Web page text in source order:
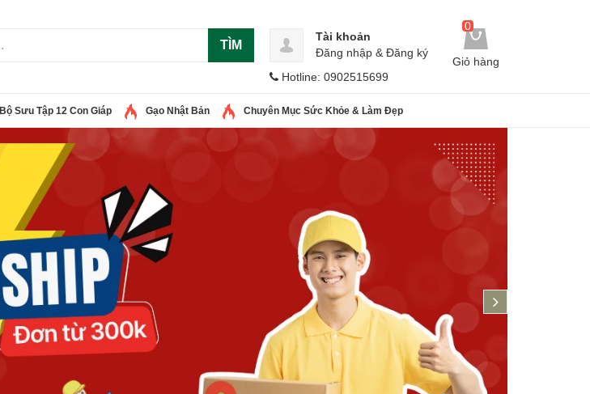
TÌM
0
Giỏ hàng
Tài khoản
Đăng nhập & Đăng ký
Hotline: 0902515699
Bộ Sưu Tập 12 Con Giáp Gạo Nhật Bản Chuyên Mục Sức Khỏe & Làm Đẹp